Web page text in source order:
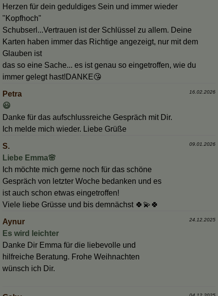
Herzen für dein geduldiges Sein und immer wieder
"Kopfhoch"
Schubserl...Vertrauen ist der Schlüssel zu allem. Deine
Karten haben immer das Richtige angezeigt, nur mit dem
Glauben ist
das so eine Sache... es ist genau so eingetroffen, wie du
immer gelegt hast!DANKE😘
Petra 16.02.2026
😃
Danke für das aufschlussreiche Gespräch mit Dir.
Ich melde mich wieder. Liebe Grüße
S. 09.01.2026
Liebe Emma🌸
Ich möchte mich gerne noch für das schöne
Gespräch von letzter Woche bedanken und es
ist auch schon etwas eingetroffen!
Viele liebe Grüsse und bis demnächst 🍀💫🍀
Aynur 24.12.2025
Es wird leichter
Danke Dir Emma für die liebevolle und
hilfreiche Beratung. Frohe Weihnachten
wünsch ich Dir.